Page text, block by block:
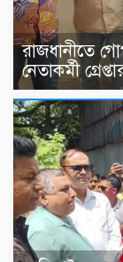
রাজধানীতে
নেতাকর্মী